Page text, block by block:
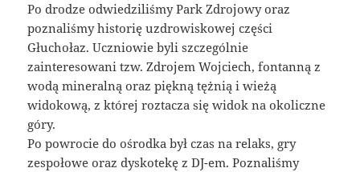
Po drodze odwiedziliśmy Park Zdrojowy oraz
poznaliśmy historię uzdrowiskowej części
Głuchołaz. Uczniowie byli szczególnie
zainteresowani tzw. Zdrojem Wojciech, fontanną z
wodą mineralną oraz piękną tężnią i wieżą
widokową, z której roztacza się widok na okoliczne
góry.
Po powrocie do ośrodka był czas na relaks, gry
zespołowe oraz dyskotekę z DJ-em. Poznaliśmy